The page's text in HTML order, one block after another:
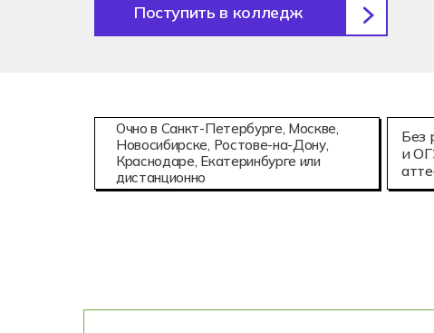
Поступить в колледж
Без
и
Очно в Санкт-Петербурге, Москве,
Новосибирске, Ростове-на-Дону,
Краснодаре, Екатеринбурге или
дистанционно